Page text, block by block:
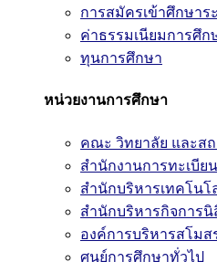
การสมัครเข้าศึกษา
ค่าธรรมเนียมการศึก
ทุนการศึกษา
หน่วยงานการศึกษา
คณะ วิทยาลัย และส
สำนักงานการทะเบียน
สำนักบริหารเทคโนโ
สำนักบริหารกิจการนิ
องค์การบริหารสโมส
ศูนย์การศึกษาทั่วไป